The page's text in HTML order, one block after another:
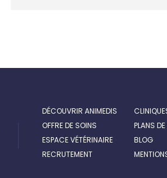
DÉCOUVRIR ANIMEDIS
OFFRE DE SOINS
PLANS
ESPACE VÉTÉRINAIRE
BLOG
RECRUTEMENT